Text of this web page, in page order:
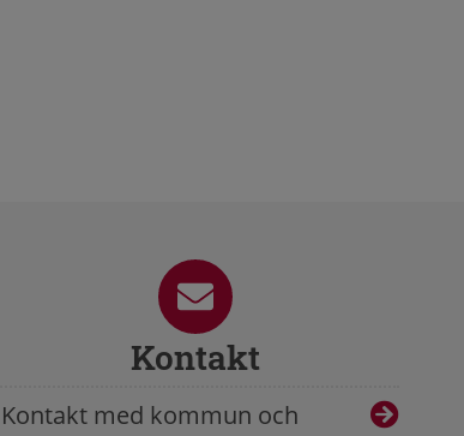
Kontakt
Kontakt med kommun och